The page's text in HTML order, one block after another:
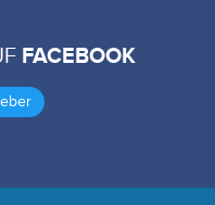
FACEBOOK